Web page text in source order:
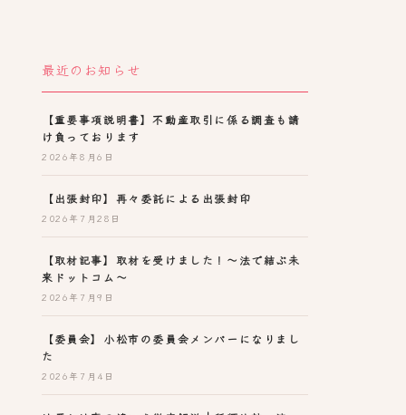
最近のお知らせ
【重要事項説明書】不動産取引に係る調査も請
け負っております
2026年8月6日
【出張封印】再々委託による出張封印
2026年7月28日
【取材記事】取材を受けました！～法で結ぶ未
来ドットコム～
2026年7月9日
【委員会】小松市の委員会メンバーになりまし
た
2026年7月4日